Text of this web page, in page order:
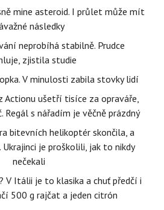
mine asteroid. I průlet může mít
následky
neprobíhá stabilně. Prudce
zjistila studie
V minulosti zabila stovky lidí
Actionu ušetří tisíce za opraváře,
s nářadím je věčně prázdný
bitevních helikoptér skončila, a
je proškolili, jak to nikdy
nečekali
V Itálii je to klasika a chuť předčí i
500 g rajčat a jeden citrón